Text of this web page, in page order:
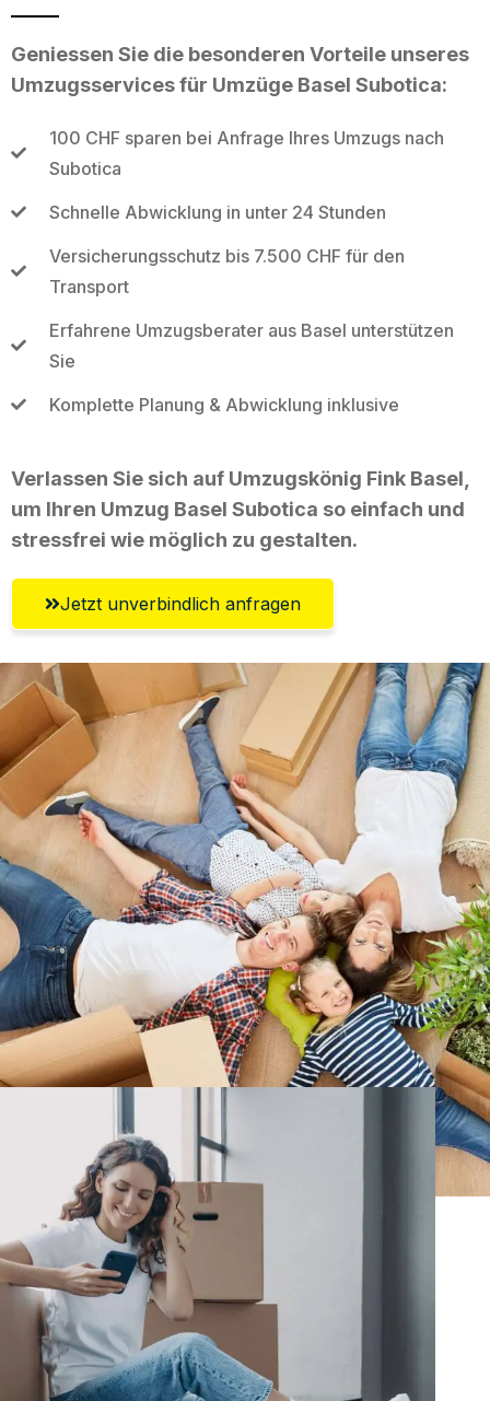
Geniessen Sie die besonderen Vorteile unseres
Umzugsservices für Umzüge Basel Subotica:
100 CHF sparen bei Anfrage Ihres Umzugs nach
Subotica
Schnelle Abwicklung in unter 24 Stunden
Versicherungsschutz bis 7.500 CHF für den
Transport
Erfahrene Umzugsberater aus Basel unterstützen
Sie
Komplette Planung & Abwicklung inklusive
Verlassen Sie sich auf Umzugskönig Fink Basel,
um Ihren Umzug Basel Subotica so einfach und
stressfrei wie möglich zu gestalten.
Jetzt unverbindlich anfragen